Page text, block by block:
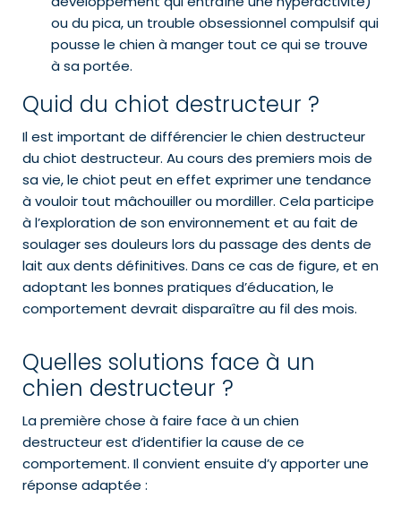
ou du pica, un trouble obsessionnel compulsif qui
pousse le chien à manger tout ce qui se trouve
à sa portée.
Quid du chiot destructeur ?
Il est important de différencier le chien destructeur
du chiot destructeur. Au cours des premiers mois de
sa vie, le chiot peut en effet exprimer une tendance
à vouloir tout mâchouiller ou mordiller. Cela participe
à l’exploration de son environnement et au fait de
soulager ses douleurs lors du passage des dents de
lait aux dents définitives. Dans ce cas de figure, et en
adoptant les bonnes pratiques d’éducation, le
comportement devrait disparaître au fil des mois.
Quelles solutions face à un
chien destructeur ?
La première chose à faire face à un chien
destructeur est d’identifier la cause de ce
comportement. Il convient ensuite d’y apporter une
réponse adaptée :